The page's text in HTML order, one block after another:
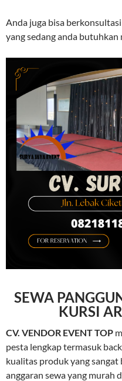
Anda juga bisa
yang sedang anda butuhkan
SEWA
KURSI
CV. VENDOR EVENT TOP
pesta lengkap termasuk
kualitas produk yang sangat
anggaran sewa yang murah